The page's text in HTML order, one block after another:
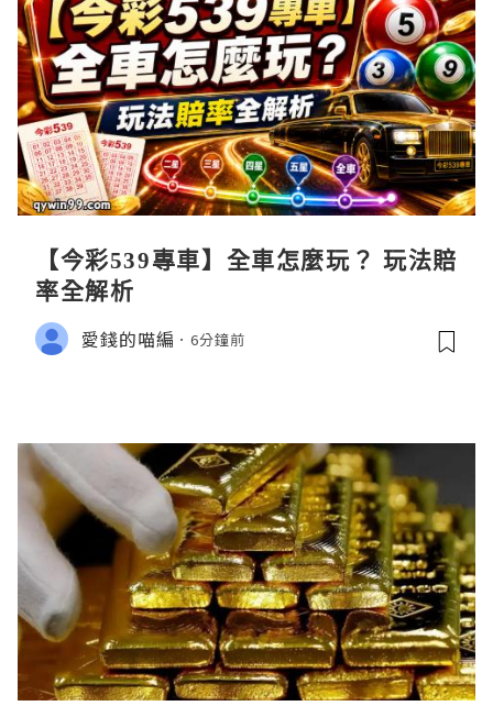
【今彩539專車】全車怎麼玩？ 玩法賠
率全解析
愛錢的喵編 6分鐘前